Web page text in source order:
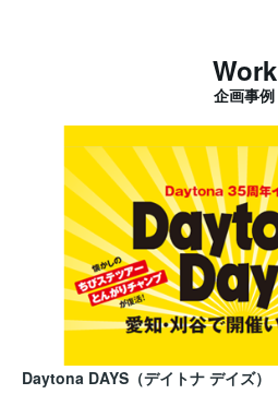
Work
企画事例
Daytona DAYS（デイトナ デイズ）